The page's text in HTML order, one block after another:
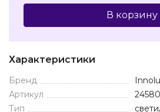
В корзину
Характеристики
Бренд
Артикул
Тип